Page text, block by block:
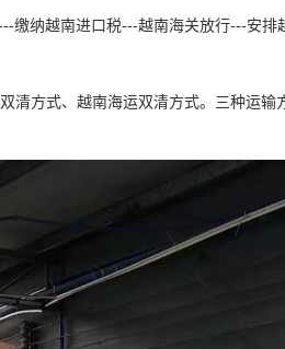
缴纳越南进口税---越南海关放行---安排
清方式、越南海运双清方式。三种运输